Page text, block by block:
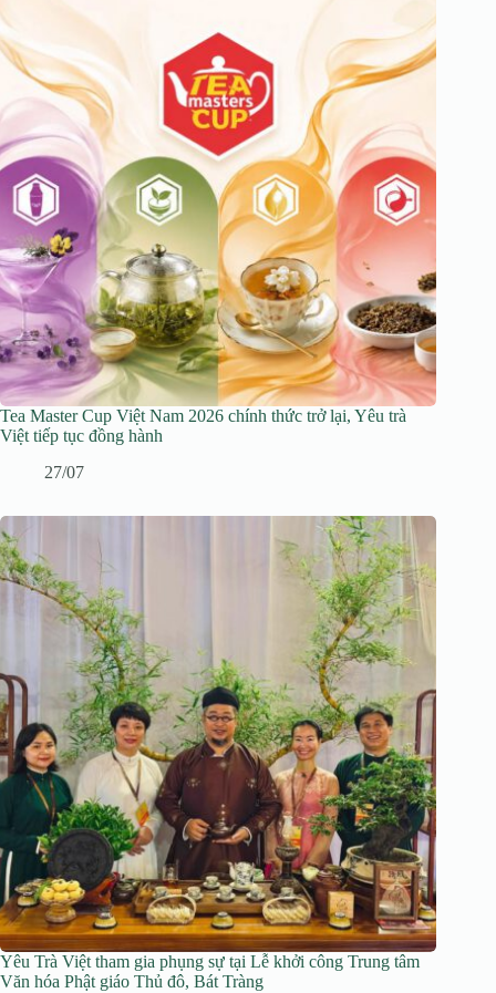
Tea Master Cup Việt Nam 2026 chính thức trở lại, Yêu trà
Việt tiếp tục đồng hành
27/07
Yêu Trà Việt tham gia phụng sự tại Lễ khởi công Trung tâm
Văn hóa Phật giáo Thủ đô, Bát Tràng